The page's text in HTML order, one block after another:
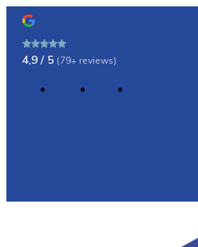
4,9 / 5 (79+ reviews)
Contact Offerte